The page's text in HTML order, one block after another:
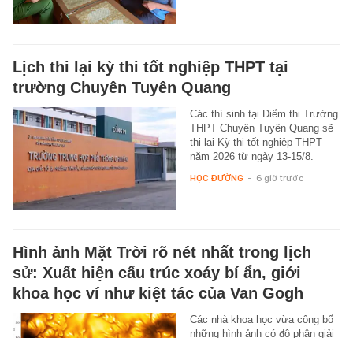
Lịch thi lại kỳ thi tốt nghiệp THPT tại
trường Chuyên Tuyên Quang
Các thí sinh tại Điểm thi Trường
THPT Chuyên Tuyên Quang sẽ
thi lại Kỳ thi tốt nghiệp THPT
năm 2026 từ ngày 13-15/8.
HỌC ĐƯỜNG - 6 giờ trước
Hình ảnh Mặt Trời rõ nét nhất trong lịch
sử: Xuất hiện cấu trúc xoáy bí ẩn, giới
khoa học ví như kiệt tác của Van Gogh
Các nhà khoa học vừa công bố
những hình ảnh có độ phân giải